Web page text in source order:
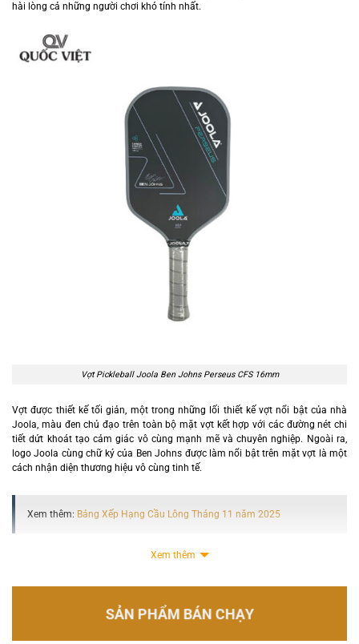
hài lòng cả những người chơi khó tính nhất.
Vợt Pickleball Joola Ben Johns Perseus CFS 16mm
Vợt được thiết kế tối giản, một trong những lối thiết kế vợt nổi bật của nhà
Joola, màu đen chủ đạo trên toàn bộ mặt vợt kết hợp với các đường nét chi
tiết dứt khoát tạo cảm giác vô cùng mạnh mẽ và chuyên nghiệp. Ngoài ra,
logo Joola cùng chữ ký của Ben Johns được làm nổi bật trên mặt vợt là một
cách nhận diện thương hiệu vô cùng tinh tế.
Xem thêm: Bảng Xếp Hạng Cầu Lông Tháng 11 năm 2025
Nhờ sự cân bằng giữa sức mạnh và khả năng kiểm soát, cây vợt này phù hợp
thích phòng thủ chắc chắn. Phiên bản 16mm là phiên bản mà hầu hết người
chơi Pickleball lựa chọn nhờ nhũng công năng tối ưu kết hợp với những công
nghệ hiện đại đem tới cho người chơi những trải nghiệm tuyệt vời và dễ dàng
Xem thêm
SẢN PHẨM BÁN CHẠY